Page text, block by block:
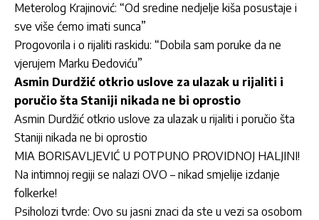
Meterolog Krajinović: “Od sredine nedjelje kiša posustaje i
sve više ćemo imati sunca”
Progovorila i o rijaliti raskidu: “Dobila sam poruke da ne
vjerujem Marku Đedoviću”
Asmin Durdžić otkrio uslove za ulazak u rijaliti i
poručio šta Staniji nikada ne bi oprostio
Asmin Durdžić otkrio uslove za ulazak u rijaliti i poručio šta
Staniji nikada ne bi oprostio
MIA BORISAVLJEVIĆ U POTPUNO PROVIDNOJ HALJINI!
Na intimnoj regiji se nalazi OVO – nikad smjelije izdanje
folkerke!
Psiholozi tvrde: Ovo su jasni znaci da ste u vezi sa osobom